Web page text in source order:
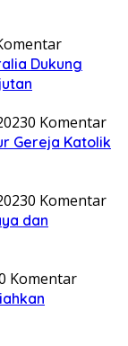
Dukung
0 Komentar
Gereja Katolik
0 Komentar
dan
Komentar